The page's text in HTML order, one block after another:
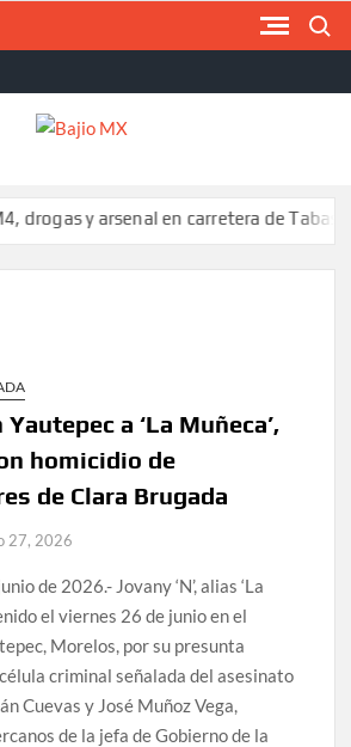
y arsenal en carretera de Tabasco
a ‘La Muñeca’,
homicidio de
de Clara Brugada
27, 2026
de 2026.- Jovany ‘N’, alias ‘La
el viernes 26 de junio en el
Morelos, por su presunta
criminal señalada del asesinato
Cuevas y José Muñoz Vega,
de la jefa de Gobierno de la